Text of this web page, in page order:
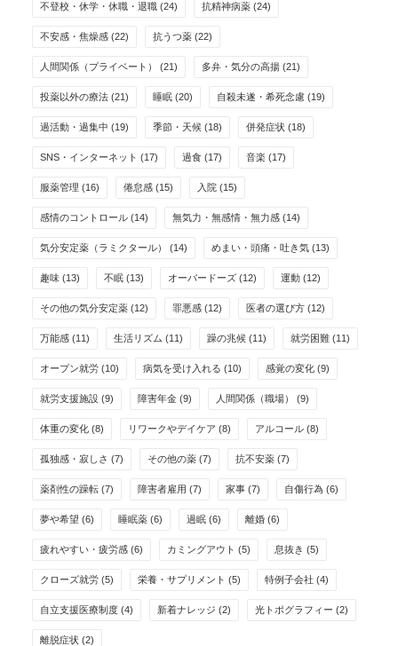
不登校・休学・休職・退職 (24) 抗精神病薬 (24)
不安感・焦燥感 (22) 抗うつ薬 (22)
人間関係（プライベート） (21) 多弁・気分の高揚 (21)
投薬以外の療法 (21) 睡眠 (20) 自殺未遂・希死念慮 (19)
過活動・過集中 (19) 季節・天候 (18) 併発症状 (18)
SNS・インターネット (17) 過食 (17) 音楽 (17)
服薬管理 (16) 倦怠感 (15) 入院 (15)
感情のコントロール (14) 無気力・無感情・無力感 (14)
気分安定薬（ラミクタール） (14) めまい・頭痛・吐き気 (13)
趣味 (13) 不眠 (13) オーバードーズ (12) 運動 (12)
その他の気分安定薬 (12) 罪悪感 (12) 医者の選び方 (12)
万能感 (11) 生活リズム (11) 躁の兆候 (11) 就労困難 (11)
オープン就労 (10) 病気を受け入れる (10) 感覚の変化 (9)
就労支援施設 (9) 障害年金 (9) 人間関係（職場） (9)
体重の変化 (8) リワークやデイケア (8) アルコール (8)
孤独感・寂しさ (7) その他の薬 (7) 抗不安薬 (7)
薬剤性の躁転 (7) 障害者雇用 (7) 家事 (7) 自傷行為 (6)
夢や希望 (6) 睡眠薬 (6) 過眠 (6) 離婚 (6)
疲れやすい・疲労感 (6) カミングアウト (5) 息抜き (5)
クローズ就労 (5) 栄養・サプリメント (5) 特例子会社 (4)
自立支援医療制度 (4) 新着ナレッジ (2) 光トポグラフィー (2)
離脱症状 (2)